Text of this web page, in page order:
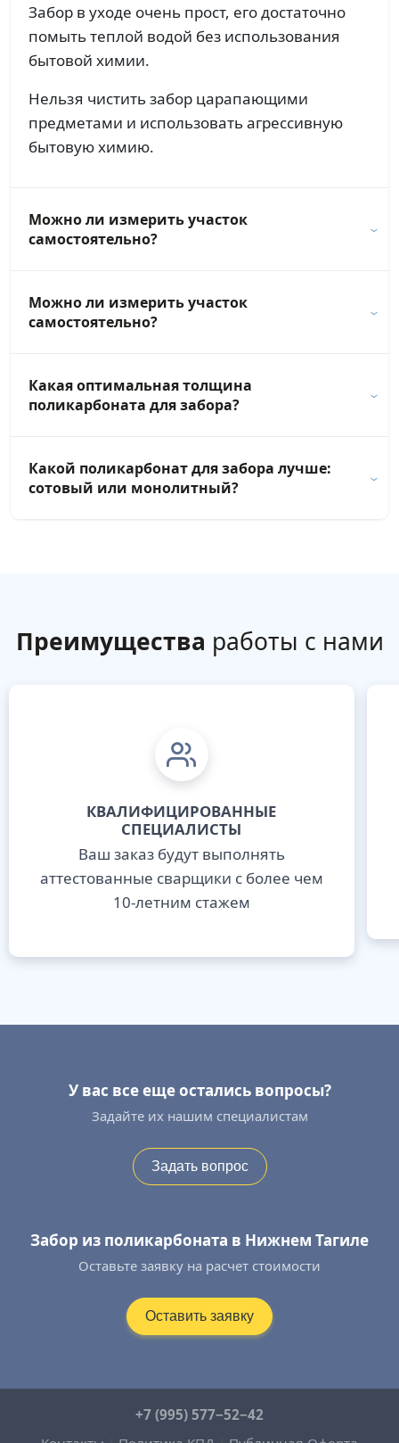
Забор в уходе очень прост, его достаточно
помыть теплой водой без использования
бытовой химии.
Нельзя чистить забор царапающими
предметами и использовать агрессивную
бытовую химию.
Можно ли измерить участок
самостоятельно?
Можно ли измерить участок
самостоятельно?
Какая оптимальная толщина
поликарбоната для забора?
Какой поликарбонат для забора лучше:
сотовый или монолитный?
Преимущества работы с нами
КВАЛИФИЦИРОВАННЫЕ
СПЕЦИАЛИСТЫ
Ваш заказ будут выполнять
аттестованные сварщики с более чем
10-летним стажем
У вас все еще остались вопросы?
Задайте их нашим специалистам
Задать вопрос
Забор из поликарбоната в Нижнем Тагиле
Оставьте заявку на расчет стоимости
Оставить заявку
+7 (995) 577−52−42